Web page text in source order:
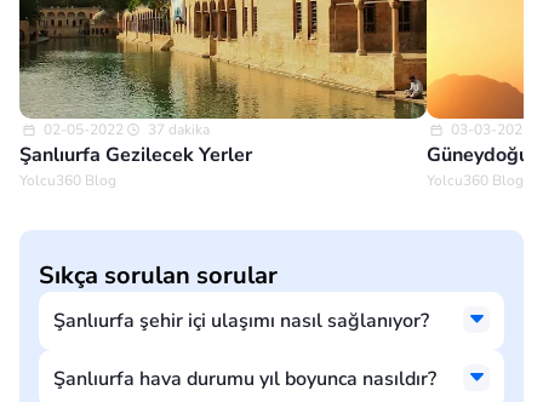
02-05-2022 37 dakika
Şanlıurfa Gezilecek Yerler
Yolcu360 Blog
03-03-2022
Güneydoğu
Yolcu360 Blog
Sıkça sorulan sorular
Şanlıurfa şehir içi ulaşımı nasıl sağlanıyor?
Şanlıurfa hava durumu yıl boyunca nasıldır?